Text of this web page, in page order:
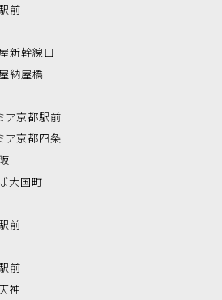
前
新幹線口
納屋橋
ア京都駅前
ア京都四条
大国町
前
前
神